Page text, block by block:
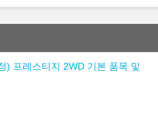
) 프레스티지 2WD 기본 품목 및